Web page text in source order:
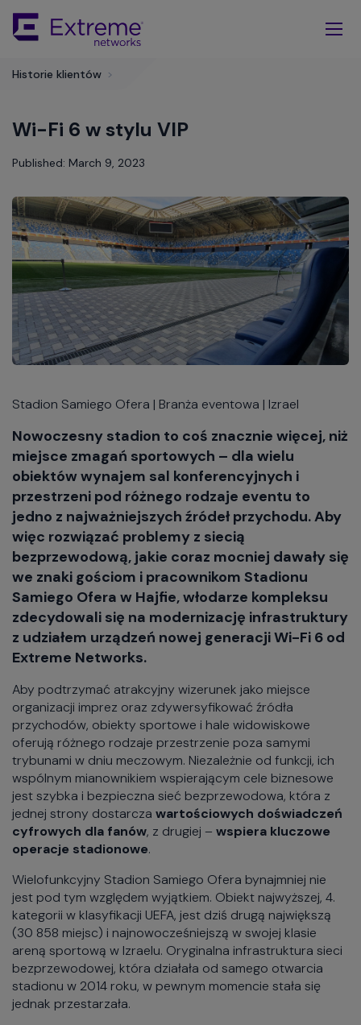
Main
Historie klientów >
Wi-Fi 6 w stylu VIP
Published: March 9, 2023
Stadion Samiego Ofera | Branża eventowa | Izrael
Nowoczesny stadion to coś znacznie więcej, niż
miejsce zmagań sportowych – dla wielu
obiektów wynajem sal konferencyjnych i
przestrzeni pod różnego rodzaje eventu to
jedno z najważniejszych źródeł przychodu. Aby
więc rozwiązać problemy z siecią
bezprzewodową, jakie coraz mocniej dawały się
we znaki gościom i pracownikom Stadionu
Samiego Ofera w Hajfie, włodarze kompleksu
zdecydowali się na modernizację infrastruktury
z udziałem urządzeń nowej generacji Wi-Fi 6 od
Extreme Networks.
Aby podtrzymać atrakcyjny wizerunek jako miejsce
organizacji imprez oraz zdywersyfikować źródła
przychodów, obiekty sportowe i hale widowiskowe
oferują różnego rodzaje przestrzenie poza samymi
trybunami w dniu meczowym. Niezależnie od funkcji, ich
wspólnym mianownikiem wspierającym cele biznesowe
jest szybka i bezpieczna sieć bezprzewodowa, która z
jednej strony dostarcza wartościowych doświadczeń
cyfrowych dla fanów, z drugiej – wspiera kluczowe
operacje stadionowe.
Wielofunkcyjny Stadion Samiego Ofera bynajmniej nie
jest pod tym względem wyjątkiem. Obiekt najwyższej, 4.
kategorii w klasyfikacji UEFA, jest dziś drugą największą
(30 858 miejsc) i najnowocześniejszą w swojej klasie
areną sportową w Izraelu. Oryginalna infrastruktura sieci
bezprzewodowej, która działała od samego otwarcia
stadionu w 2014 roku, w pewnym momencie stała się
jednak przestarzała.